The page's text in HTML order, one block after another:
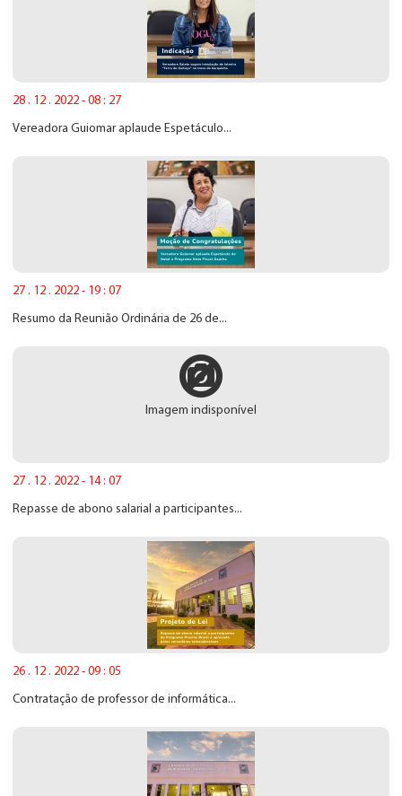
28 . 12 . 2022 - 08 : 27
Vereadora Guiomar aplaude Espetáculo...
27 . 12 . 2022 - 19 : 07
Resumo da Reunião Ordinária de 26 de...
Imagem indisponível
27 . 12 . 2022 - 14 : 07
Repasse de abono salarial a participantes...
26 . 12 . 2022 - 09 : 05
Contratação de professor de informática...